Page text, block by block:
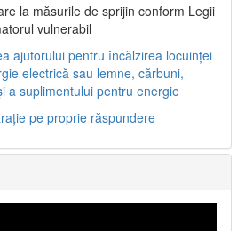
la măsurile de sprijin conform Legii
vulnerabil
ajutorului pentru încălzirea locuinței
electrică sau lemne, cărbuni,
a suplimentului pentru energie
pe proprie răspundere